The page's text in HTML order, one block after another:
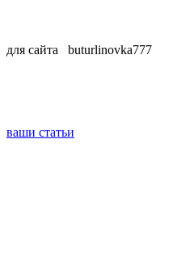
для сайта buturlinovka777
ваши статьи